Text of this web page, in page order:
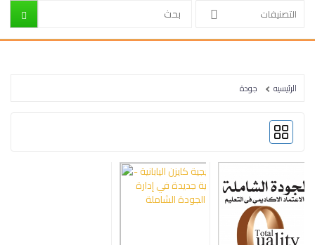
التصنيفات
إقتصاد
إدارة
بشرية
علم
نفس
وإجتماع
فنون
فلسفة
الرئيسيه جودة